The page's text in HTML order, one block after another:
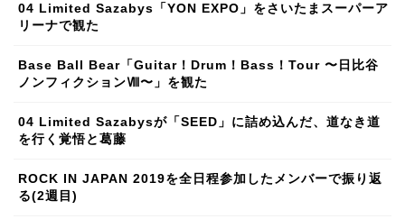
04 Limited Sazabys「YON EXPO」をさいたまスーパーア
リーナで観た
Base Ball Bear「Guitar！Drum！Bass！Tour 〜日比谷
ノンフィクションⅧ〜」を観た
04 Limited Sazabysが「SEED」に詰め込んだ、道なき道
を行く覚悟と葛藤
ROCK IN JAPAN 2019を全日程参加したメンバーで振り返
る(2週目)